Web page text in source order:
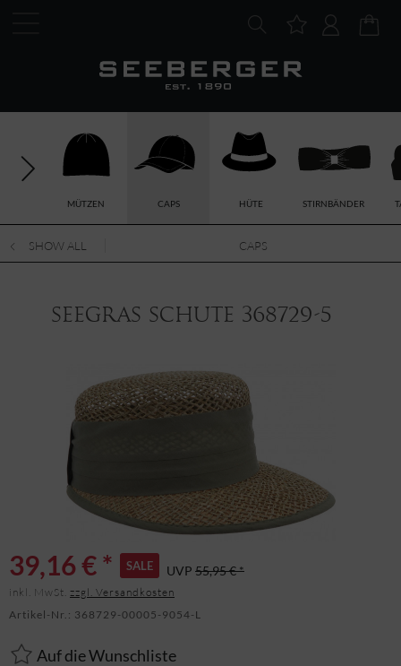
MÜTZEN CAPS HÜTE STIRNBÄNDER
SHOW ALL CAPS
Seegras Schute 368729-5
39,16 € * SALE UVP 55,95 € *
inkl. MwSt. zzgl. Versandkosten
Artikel-Nr.: 368729-00005-9054-L
Auf die Wunschliste